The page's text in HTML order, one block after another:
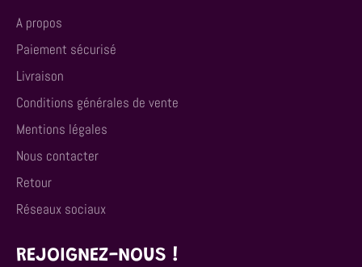
A propos
Paiement sécurisé
Livraison
Conditions générales de vente
Mentions légales
Nous contacter
Retour
Réseaux sociaux
REJOIGNEZ-NOUS !